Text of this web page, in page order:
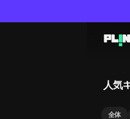
人気
全体